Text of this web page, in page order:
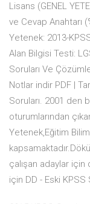
Lisans (GENEL
ve Cevap Anahtarı
Yetenek: 2013-
Alan Bilgisi Testi:
Soruları Ve
Notlar indir PDF |
Soruları. 2001 den
oturumlarından
Yetenek,Eğitim
çalışan adaylar için
için DD - Eski KPSS